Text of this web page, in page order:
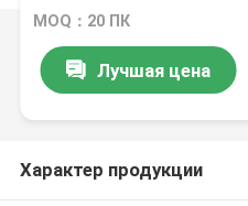
MOQ：20 ПК
Лучшая цена
Характер продукции